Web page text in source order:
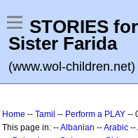
STORIES for
Sister Farida
(www.wol-children.net)
Home -- Tamil -- Perform a PLAY --
This page in: --Albanian --Arabic --